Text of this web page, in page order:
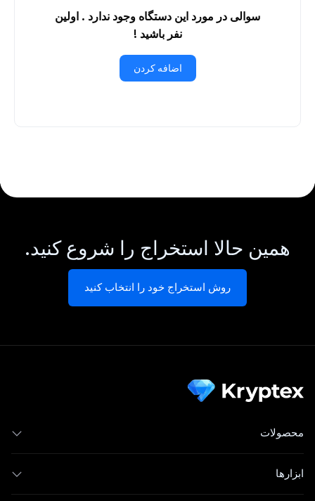
سوالی در مورد این دستگاه وجود ندارد . اولین
نفر باشید !
اضافه کردن
همین حالا استخراج را شروع کنید.
روش استخراج خود را انتخاب کنید
محصولات
ابزارها